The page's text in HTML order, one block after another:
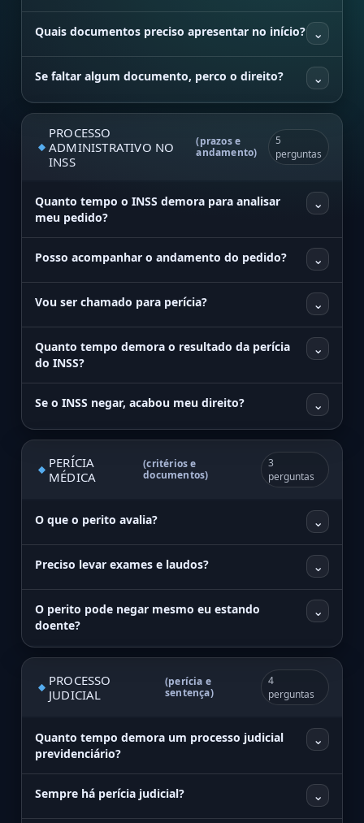
Quais documentos preciso apresentar no início? ⌄
Se faltar algum documento, perco o direito? ⌄
PROCESSO
ADMINISTRATIVO NO
INSS
(prazos e
andamento)
5
perguntas
Quanto tempo o INSS demora para analisar
meu pedido?
⌄
Posso acompanhar o andamento do pedido? ⌄
Vou ser chamado para perícia? ⌄
Quanto tempo demora o resultado da perícia
do INSS?
⌄
Se o INSS negar, acabou meu direito? ⌄
PERÍCIA
MÉDICA
(critérios e
documentos)
3
perguntas
O que o perito avalia? ⌄
Preciso levar exames e laudos? ⌄
O perito pode negar mesmo eu estando
doente?
⌄
PROCESSO
JUDICIAL
(perícia e
sentença)
4
perguntas
Quanto tempo demora um processo judicial
previdenciário?
⌄
Sempre há perícia judicial? ⌄